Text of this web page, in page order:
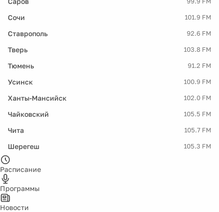
Сочи 101.9 FM
Ставрополь 92.6 FM
Тверь 103.8 FM
Тюмень 91.2 FM
Усинск 100.9 FM
Ханты-Мансийск 102.0 FM
Чайковский 105.5 FM
Чита 105.7 FM
Шерегеш 105.3 FM
Расписание
Программы
Новости